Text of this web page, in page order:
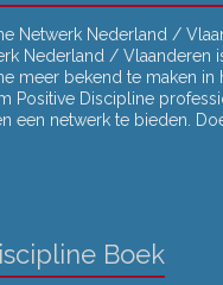
Netwerk Nederland /
Nederland / Vlaanderen
meer bekend te maken in
Positive Discipline
een netwerk te bieden.
Boek